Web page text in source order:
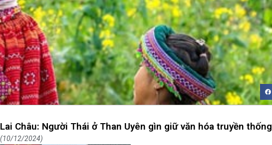
Lai Châu: Người Thái ở Than Uyên gìn giữ văn hóa truyền thống
10/12/2024